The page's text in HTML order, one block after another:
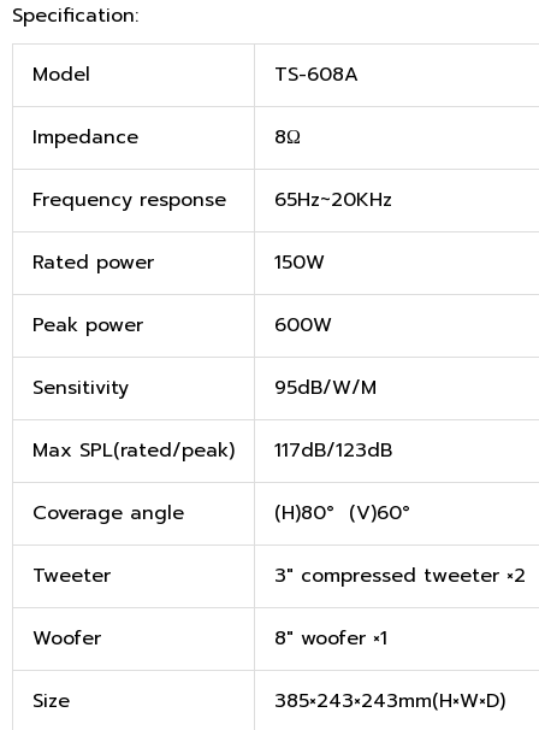
Specification:
Model TS-608A
Impedance 8Ω
Frequency response 65Hz~20KHz
Rated power 150W
Peak power 600W
Sensitivity 95dB/W/M
Max SPL(rated/peak) 117dB/123dB
Coverage angle (H)80° (V)60°
Tweeter 3″ compressed tweeter ×2
Woofer 8″ woofer ×1
Size 385×243×243mm(H×W×D)